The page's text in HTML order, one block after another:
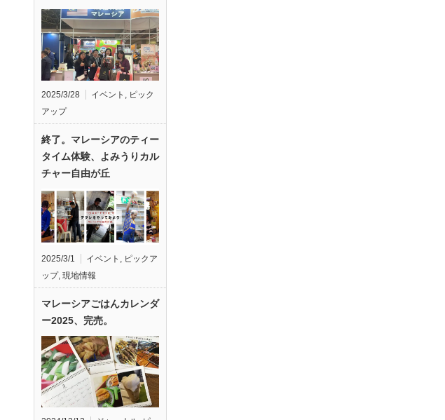
2025/3/28 イベント
ピック
アップ
終了。マレーシアのティー
タイム体験、よみうりカル
チャー自由が丘
2025/3/1 イベント , ピックア
ップ, 現地情報
マレーシアごはんカレンダ
ー2025、完売。